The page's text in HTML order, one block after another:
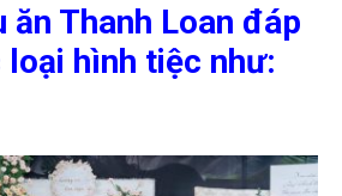
ăn Thanh Loan đáp
hình tiệc như: